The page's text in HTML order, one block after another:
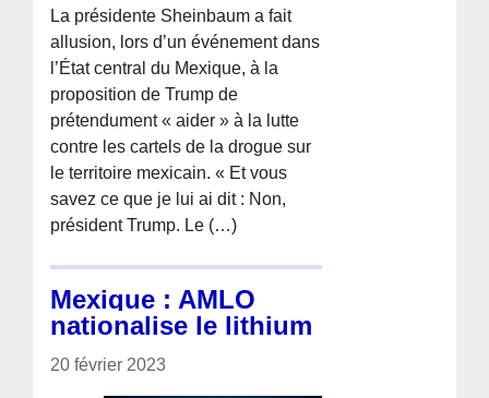
La présidente Sheinbaum a fait
allusion, lors d’un événement dans
l’État central du Mexique, à la
proposition de Trump de
prétendument « aider » à la lutte
contre les cartels de la drogue sur
le territoire mexicain. « Et vous
savez ce que je lui ai dit : Non,
président Trump. Le (…)
Mexique : AMLO
nationalise le lithium
20 février 2023